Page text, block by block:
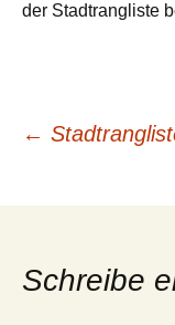
der Stadtrangliste
←
Schreibe